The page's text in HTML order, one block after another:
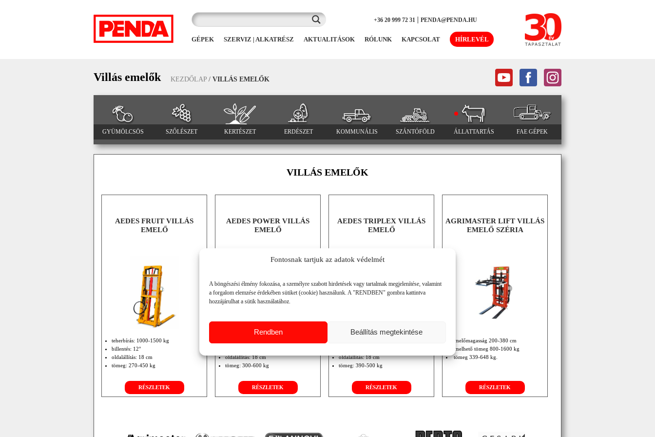
Fontosnak tartjuk az adatok védelmét
A böngészési élmény fokozása, a személyre szabott hirdetések vagy tartalmak megjelenítése, valamint
a forgalom elemzése érdekében sütiket (cookie) használunk. A "RENDBEN" gombra kattintva
hozzájárulhat a sütik használatához.
Rendben Beállítás megtekintése
+36 20 999 72 31 |PENDA@PENDA.HU
GÉPEK SZERVIZ | ALKATRÉSZ AKTUALITÁSOK RÓLUNK KAPCSOLAT HÍRLEVÉL
Villás emelők KEZDŐLAP / VILLÁS EMELŐK
GYÜMÖLCSÖS SZŐLÉSZET KERTÉSZET ERDÉSZET KOMMUNÁLIS SZÁNTÓFÖLD ÁLLATTARTÁS FAE GÉPEK
VILLÁS EMELŐK
AEDES FRUIT VILLÁS
EMELŐ
teherbírás: 1000-1500 kg
billentés: 12°
oldalállítás: 18 cm
tömeg: 270-450 kg
RÉSZLETEK
AEDES POWER VILLÁS
EMELŐ
oldalállítás: 18 cm
tömeg: 300-600 kg
RÉSZLETEK
AEDES TRIPLEX VILLÁS
EMELŐ
oldalállítás: 18 cm
tömeg: 390-500 kg
RÉSZLETEK
AGRIMASTER LIFT VILLÁS
EMELŐ SZÉRIA
emelőmagasság 200-380 cm
emelhető tömeg 800-1600 kg
tömeg 339-648 kg.
RÉSZLETEK